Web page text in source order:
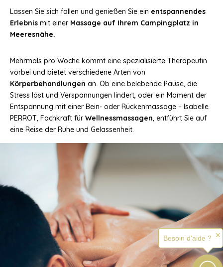
Lassen Sie sich fallen und genießen Sie ein entspannendes
Erlebnis mit einer Massage auf Ihrem Campingplatz in
Meeresnähe.
Mehrmals pro Woche kommt eine spezialisierte Therapeutin
vorbei und bietet verschiedene Arten von
Körperbehandlungen an. Ob eine belebende Pause, die
Stress löst und Verspannungen lindert, oder ein Moment der
Entspannung mit einer Bein- oder Rückenmassage – Isabelle
PERROT, Fachkraft fürWellnessmassagen, entführt Sie auf
eine Reise der Ruhe und Gelassenheit.
Besoin d'aide ? ✕